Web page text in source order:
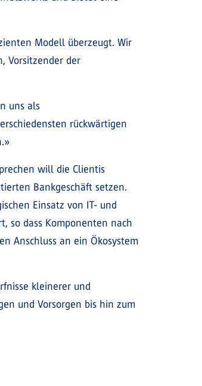
Modell überzeugt. Wir
Vorsitzender der
uns als
rückwärtigen
will die Clientis
Bankgeschäft setzen.
Einsatz von IT- und
so dass Komponenten nach
Anschluss an ein Ökosystem
kleinerer und
und Vorsorgen bis hin zum